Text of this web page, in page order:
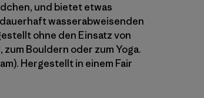
und bietet etwas
wasserabweisenden
ohne den Einsatz von
zum Bouldern oder zum Yoga.
Hergestellt in einem Fair